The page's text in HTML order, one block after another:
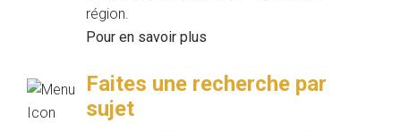
région.
Pour en savoir plus
Faites une recherche par
sujet